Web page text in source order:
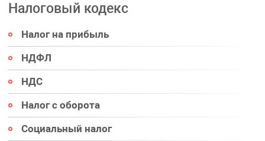
Налоговый кодекс
Налог на прибыль
НДФЛ
НДС
Налог с оборота
Социальный налог